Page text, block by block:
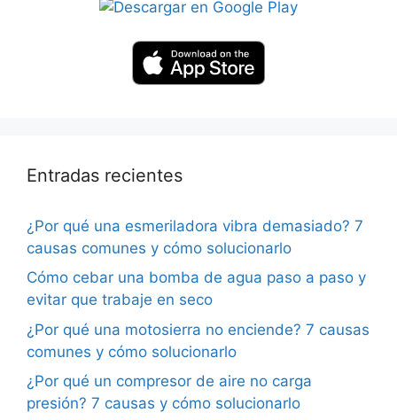
Entradas recientes
¿Por qué una esmeriladora vibra demasiado? 7
causas comunes y cómo solucionarlo
Cómo cebar una bomba de agua paso a paso y
evitar que trabaje en seco
¿Por qué una motosierra no enciende? 7 causas
comunes y cómo solucionarlo
¿Por qué un compresor de aire no carga
presión? 7 causas y cómo solucionarlo